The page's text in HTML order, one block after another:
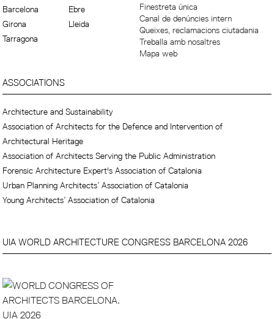
Barcelona
Ebre
Girona
Lleida
Tarragona
Finestreta única
Canal de denúncies intern
Queixes, reclamacions ciutadania
Treballa amb nosaltres
Mapa web
ASSOCIATIONS
Architecture and Sustainability
Association of Architects for the Defence and Intervention of
Architectural Heritage
Association of Architects Serving the Public Administration
Forensic Architecture Expert's Association of Catalonia
Urban Planning Architects’ Association of Catalonia
Young Architects’ Association of Catalonia
UIA WORLD ARCHITECTURE CONGRESS BARCELONA 2026